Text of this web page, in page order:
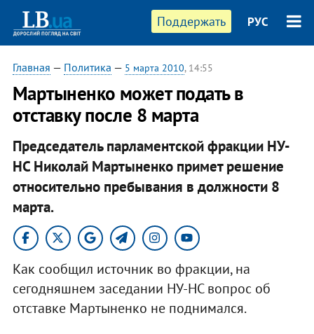
Поддержать РУС
Главная — Политика — 5 марта 2010, 14:55
Мартыненко может подать в
отставку после 8 марта
Председатель парламентской фракции НУ-
НС Николай Мартыненко примет решение
относительно пребывания в должности 8
марта.
Как сообщил источник во фракции, на
сегодняшнем заседании НУ-НС вопрос об
отставке Мартыненко не поднимался.